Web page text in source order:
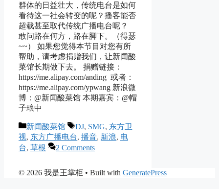
群体的日益壮大，传统电台是如何
看待这一社会转变的呢？播客能否
超载甚至取代传统广播电台呢？
敢问路在何方，路在脚下。（得瑟
~~） 如果您觉得本节目对您有所
帮助，请考虑捐赠我们，让新闻酸
菜馆长期做下去。 捐赠链接：
https://me.alipay.com/anding 或者：
https://me.alipay.com/ypwang 新浪微
博：@新闻酸菜馆 本期嘉宾：@帽
子琅中
Categories
新闻酸菜馆 Tags
DJ, SMG, 东方卫
视, 东方广播电台, 播音, 新浪, 电
台, 草根 2 Comments
© 2026 我是王掌柜 • Built with GeneratePress